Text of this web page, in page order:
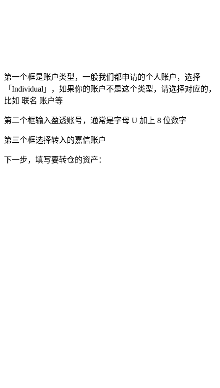
第一个框是账户类型，一般我们都申请的个人账户，选择
「Individual」，如果你的账户不是这个类型，请选择对应的，
比如 联名 账户等
第二个框输入盈透账号，通常是字母 U 加上 8 位数字
第三个框选择转入的嘉信账户
下一步，填写要转仓的资产：